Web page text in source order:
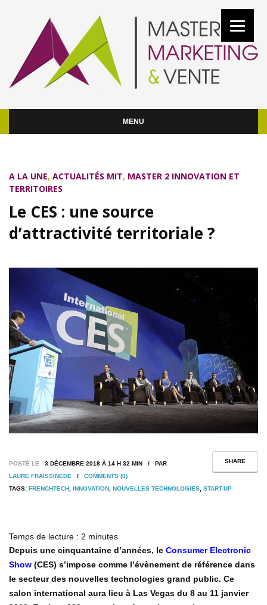
MENU
A LA UNE, ACTUALITÉS MIT, MASTER 2 INNOVATION ET
TERRITOIRES
Le CES : une source
d’attractivité territoriale ?
SHARE
POSTÉ LE : 3 DÉCEMBRE 2018 À 14 H 32 MIN / PAR
LAURE FRAISSINEDE / COMMENTS (0)
TAGS: FRENCHTECH, INNOVATION, NOUVELLES TECHNOLOGIES, START-UP
Temps de lecture : 2 minutes
Depuis une cinquantaine d’années, le Consumer Electronic
Show (CES) s’impose comme l’évènement de référence dans
le secteur des nouvelles technologies grand public. Ce
salon international aura lieu à Las Vegas du 8 au 11 janvier